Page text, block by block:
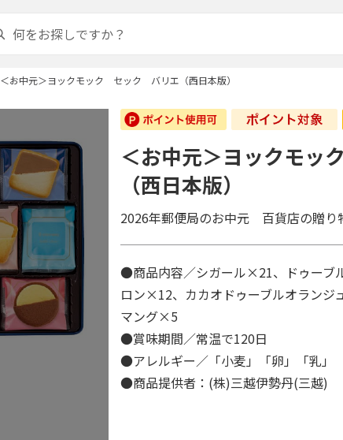
＜お中元＞ヨックモック セック バリエ（西日本版）
＜お中元＞ヨックモ
（西日本版）
2026年郵便局のお中元 百貨店の贈り
●商品内容／シガール×21、ドゥーブ
ロン×12、カカオドゥーブルオランジ
マング×5
●賞味期間／常温で120日
●アレルギー／「小麦」「卵」「乳」
●商品提供者：(株)三越伊勢丹(三越)